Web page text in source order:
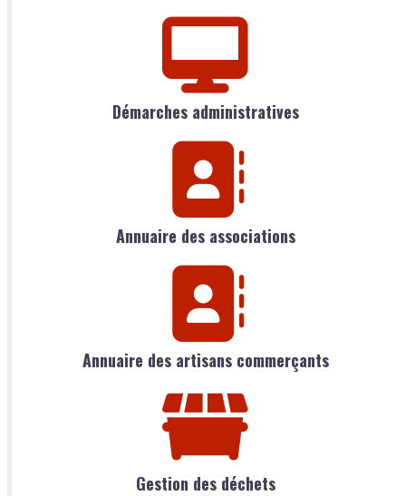
Démarches administratives
Annuaire des associations
Annuaire des artisans commerçants
Gestion des déchets